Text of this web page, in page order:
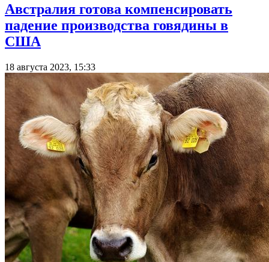
Австралия готова компенсировать
падение производства говядины в
США
18 августа 2023, 15:33